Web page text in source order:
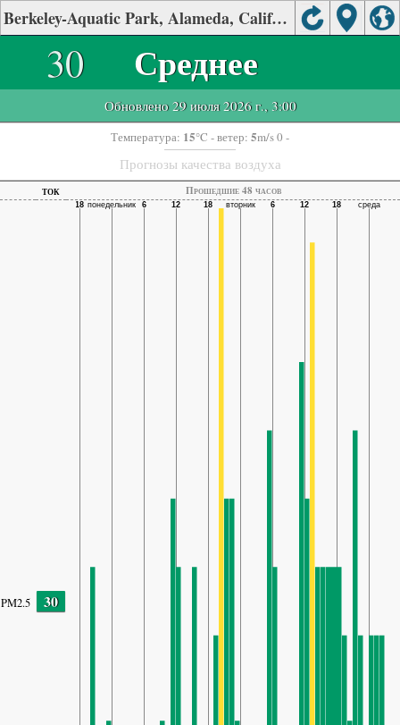
Berkeley-Aquatic Park, Alameda, California качества воздуха.
30 Среднее
Обновлено 29 июля 2026 г., 3:00
Температура: 15°C - ветер: 5m/s 0 -
Прогнозы качества воздуха
ток Прошедшие 48 часов
PM2.5 30